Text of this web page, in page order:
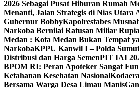
2026 Sebagai Pusat Hiburan Rumah
Menanti, Jalan Strategis di Nias Utara
Gubernur BobbyKapolrestabes
Narkoba Bernilai Ratusan Miliar
Medan : Kota Medan Bukan Tempat
NarkobaKPPU Kanwil I – Polda
Distribusi dan Harga SemenPIT IAI
BPOM RI: Peran Apoteker Sangat
Ketahanan Kesehatan Nasional
Bersama Warga Desa Limau Manis